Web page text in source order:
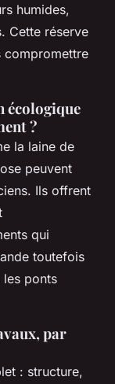
humides,
Cette réserve
compromettre
écologique
?
la laine de
peuvent
Ils offrent
qui
toutefois
les ponts
par
: structure,